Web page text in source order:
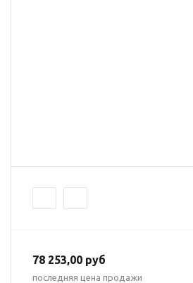
78 253,00 руб
последняя цена продажи